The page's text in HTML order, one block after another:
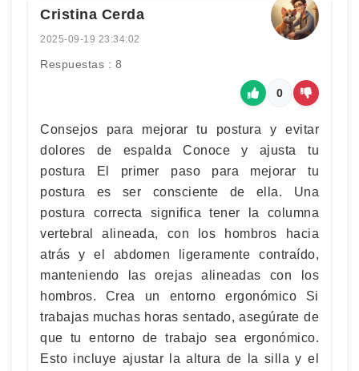
Cristina Cerda
2025-09-19 23:34:02
Respuestas : 8
0
Consejos para mejorar tu postura y evitar
dolores de espalda Conoce y ajusta tu
postura El primer paso para mejorar tu
postura es ser consciente de ella. Una
postura correcta significa tener la columna
vertebral alineada, con los hombros hacia
atrás y el abdomen ligeramente contraído,
manteniendo las orejas alineadas con los
hombros. Crea un entorno ergonómico Si
trabajas muchas horas sentado, asegúrate de
que tu entorno de trabajo sea ergonómico.
Esto incluye ajustar la altura de la silla y el